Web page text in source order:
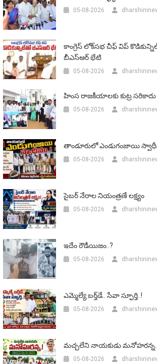
05-08-2026
కాంగ్రెస్ లోక్‌సభ చీఫ్ విప్
బీఎస్‌ఆర్‌ భేటి
05-08-2026
హింస రాజకీయాలకు కుట్ర సరికాదు
05-08-2026
తాండూరులో ఎండుగంజాయి
05-08-2026
సైబర్ నేరాల నియంత్రణే లక్ష్యం
05-08-2026
ఇదేం రౌడీయిజం..?
05-08-2026
ఎమ్మెల్యే బర్త్‌డే.. సేవా స్ఫూర్తి..!
05-08-2026
మచ్చలేని నాయకుడు
05-08-2026